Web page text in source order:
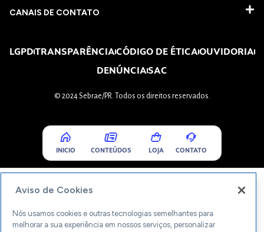
CANAIS DE CONTATO
LGPDTRANSPARÊNCIACÓDIGO DE ÉTICAOUVIDORIA
DENÚNCIASAC
© 2024 Sebrae/PR. Todos os direitos reservados.
INICIO CONTEÚDOS LOJA CONTATO
Aviso de Cookies
Nós usamos cookies e outras tecnologias semelhantes para
melhorar a sua experiência em nossos serviços, personalizar